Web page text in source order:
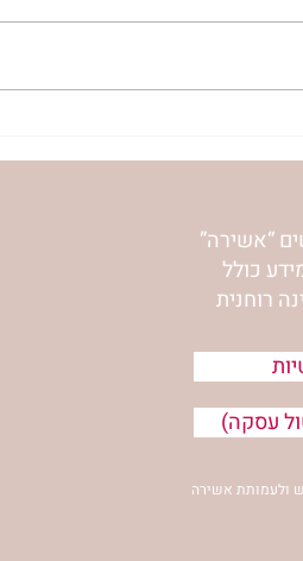
אילון הירש
“אשירה”
כולל
רוחנית
עסקה)
ולעמותת אשירה